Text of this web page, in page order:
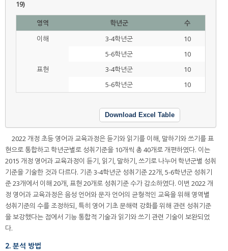
19)
영역 학년군
수
이해
3-4학년군
10
5-6학년군
10
표현
3-4학년군
10
5-6학년군
10
Download Excel Table
2022 개정 초등 영어과 교육과정은 듣기와 읽기를 이해, 말하기와 쓰기를 표
현으로 통합하고 학년군별로 성취기준을 10개씩 총 40개로 개편하였다. 이는
2015 개정 영어과 교육과정이 듣기, 읽기, 말하기, 쓰기로 나누어 학년군별 성취
기준을 기술한 것과 다르다. 기존 3-4학년군 성취기준 22개, 5-6학년군 성취기
준 23개에서 이해 20개, 표현 20개로 성취기준 수가 감소하였다. 이번 2022 개
정 영어과 교육과정은 음성 언어와 문자 언어의 균형적인 교육을 위해 영역별
성취기준의 수를 조정하되, 특히 영어 기초 문해력 강화를 위해 관련 성취기준
을 보강했다는 점에서 기능 통합적 기술과 읽기와 쓰기 관련 기술이 보완되었
다.
2. 분석 방법